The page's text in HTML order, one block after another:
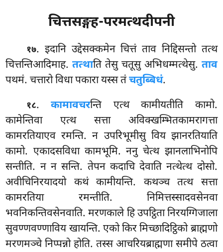
चित्तसङ्गह-परमत्थदीपनी
१७. इदानि उद्देसक्कमेन चित्तं ताव निद्दिसन्तो तत्थ
चित्तन्तिआदिमाह.तत्थाति तेसु चतूसु अभिधम्मत्थेसु. ताव
पथमं. चत्तारो विधा पकारा यस्स तंचतुब्बिधं.
१८.कामावचरन्ति एत्थ कामीयतीति कामो.
कामेन्तिवा एत्थ सत्ता अविक्खम्भितकामरागत्ता
कामरतियाएव रमन्ति. न उपरिभूमीसु विय झानरतियाति
कामो. एकादसविधा कामभूमि. ननु चेत्थ झानलाभिनोपि
सन्तीति. न न सन्ति. तेपन कदाचि देवाति नत्थेत्थ दोसो.
अवीचिनिरयादयो कथं कामीयन्ति. कथञ्च तत्थ सत्ता
कामरतिया रमन्तीति. निमित्तस्सादवसेनवा
भवनिकन्तिवसेनवाति. मरणकाले हि उपट्ठिता निरयग्गिजाला
सुवण्णवण्णाविय खायन्ति. एको किर मिच्छादिट्ठिको ब्राह्मणो
मरणमञ्चे निप्पन्नो होति. तस्स आचरियब्राह्मणा समीपे ठत्वा